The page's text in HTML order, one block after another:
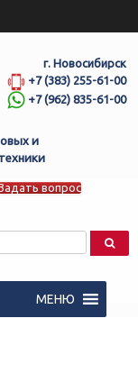
г. Новосибирск
+7 (383) 255-61-00
+7 (962) 835-61-00
и
вопрос
МЕНЮ